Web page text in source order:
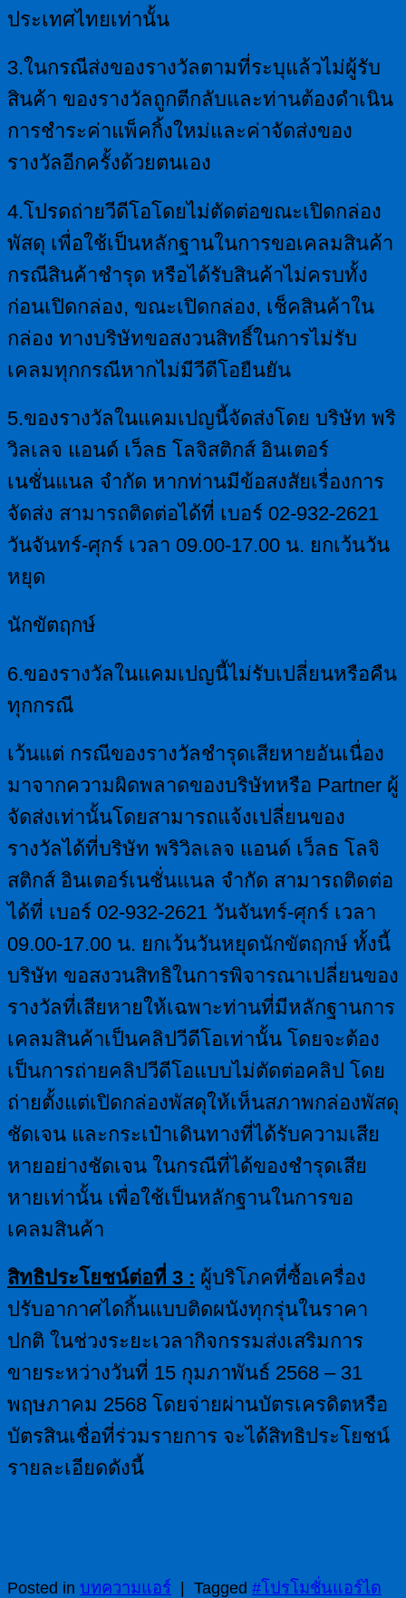
ประเทศไทยเท่านั้น
3.ในกรณีส่งของรางวัลตามที่ระบุแล้วไม่ผู้รับ
สินค้า ของรางวัลถูกตีกลับและท่านต้องดำเนิน
การชำระค่าแพ็คกิ้งใหม่และค่าจัดส่งของ
รางวัลอีกครั้งด้วยตนเอง
4.โปรดถ่ายวีดีโอโดยไม่ตัดต่อขณะเปิดกล่อง
พัสดุ เพื่อใช้เป็นหลักฐานในการขอเคลมสินค้า
กรณีสินค้าชำรุด หรือได้รับสินค้าไม่ครบทั้ง
ก่อนเปิดกล่อง, ขณะเปิดกล่อง, เช็คสินค้าใน
กล่อง ทางบริษัทขอสงวนสิทธิ์ในการไม่รับ
เคลมทุกกรณีหากไม่มีวีดีโอยืนยัน
5.ของรางวัลในแคมเปญนี้จัดส่งโดย บริษัท พริ
วิลเลจ แอนด์ เว็ลธ โลจิสติกส์ อินเตอร์
เนชั่นแนล จำกัด หากท่านมีข้อสงสัยเรื่องการ
จัดส่ง สามารถติดต่อได้ที่ เบอร์ 02-932-2621
วันจันทร์-ศุกร์ เวลา 09.00-17.00 น. ยกเว้นวัน
หยุด
นักขัตฤกษ์
6.ของรางวัลในแคมเปญนี้ไม่รับเปลี่ยนหรือคืน
ทุกกรณี
เว้นแต่ กรณีของรางวัลชำรุดเสียหายอันเนื่อง
มาจากความผิดพลาดของบริษัทหรือ Partner ผู้
จัดส่งเท่านั้นโดยสามารถแจ้งเปลี่ยนของ
รางวัลได้ที่บริษัท พริวิลเลจ แอนด์ เว็ลธ โลจิ
สติกส์ อินเตอร์เนชั่นแนล จำกัด สามารถติดต่อ
ได้ที่ เบอร์ 02-932-2621 วันจันทร์-ศุกร์ เวลา
09.00-17.00 น. ยกเว้นวันหยุดนักขัตฤกษ์ ทั้งนี้
บริษัท ขอสงวนสิทธิในการพิจารณาเปลี่ยนของ
รางวัลที่เสียหายให้เฉพาะท่านที่มีหลักฐานการ
เคลมสินค้าเป็นคลิปวีดีโอเท่านั้น โดยจะต้อง
เป็นการถ่ายคลิปวีดีโอแบบไม่ตัดต่อคลิป โดย
ถ่ายตั้งแต่เปิดกล่องพัสดุให้เห็นสภาพกล่องพัสดุ
ชัดเจน และกระเป๋าเดินทางที่ได้รับความเสีย
หายอย่างชัดเจน ในกรณีที่ได้ของชำรุดเสีย
หายเท่านั้น เพื่อใช้เป็นหลักฐานในการขอ
เคลมสินค้า
สิทธิประโยชน์ต่อที่ 3 : ผู้บริโภคที่ซื้อเครื่อง
ปรับอากาศไดกิ้นแบบติดผนังทุกรุ่นในราคา
ปกติ ในช่วงระยะเวลากิจกรรมส่งเสริมการ
ขายระหว่างวันที่ 15 กุมภาพันธ์ 2568 – 31
พฤษภาคม 2568 โดยจ่ายผ่านบัตรเครดิตหรือ
บัตรสินเชื่อที่ร่วมรายการ จะได้สิทธิประโยชน์
รายละเอียดดังนี้
Posted in บทความแอร์ | Tagged #โปรโมชั่นแอร์ได